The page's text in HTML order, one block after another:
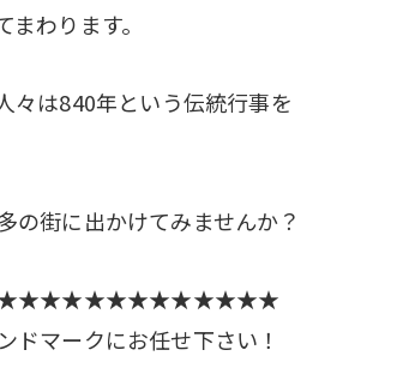
わります。
々は840年という伝統行事を
の街に出かけてみませんか？
ドマークにお任せ下さい！